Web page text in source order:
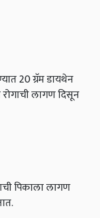
20 ग्रॅम डायथेन
लागण दिसून
पिकाला लागण